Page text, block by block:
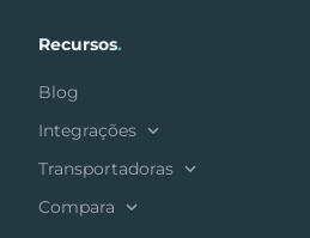
Recursos.
Blog
Integrações
Transportadoras
Compara